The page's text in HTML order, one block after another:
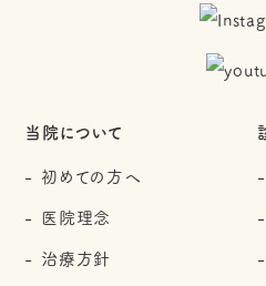
当院について
初めての方へ
医院理念
治療方針